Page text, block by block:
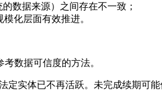
数据来源）之间存在不一致；
化层面有效推进。
数据可信度的方法。
实体已不再活跃。未完成续期可